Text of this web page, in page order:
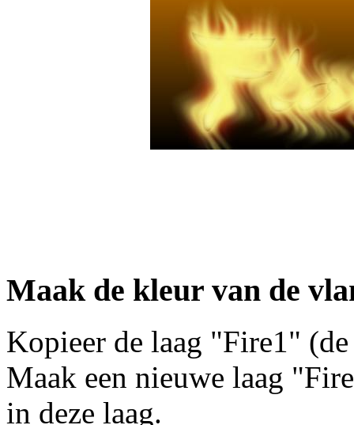
Maak de kleur van de
Kopieer de laag "Fire1"
Maak een nieuwe laag
in deze laag.